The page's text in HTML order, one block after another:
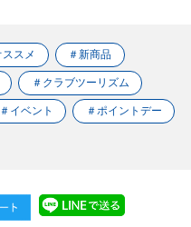
ススメ ＃新商品
＃クラブツーリズム
＃イベント ＃ポイントデー